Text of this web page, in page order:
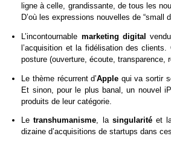
ligne à celle, grandissante, de tous les
D’où les expressions nouvelles de “small
L’incontournable marketing digital
l’acquisition et la fidélisation des
posture (ouverture, écoute,
Le thème récurrent d’Apple qui va sortir
Et sinon, pour le plus banal, un nouvel
produits de leur catégorie.
Letranshumanisme, la singularité et
dizaine d’acquisitions de startups dans